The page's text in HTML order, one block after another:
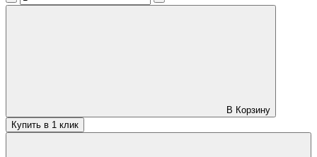
В Корзину
Купить в 1 клик